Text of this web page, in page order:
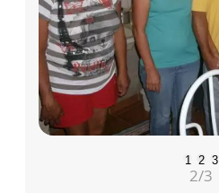
1 2 3
2/3